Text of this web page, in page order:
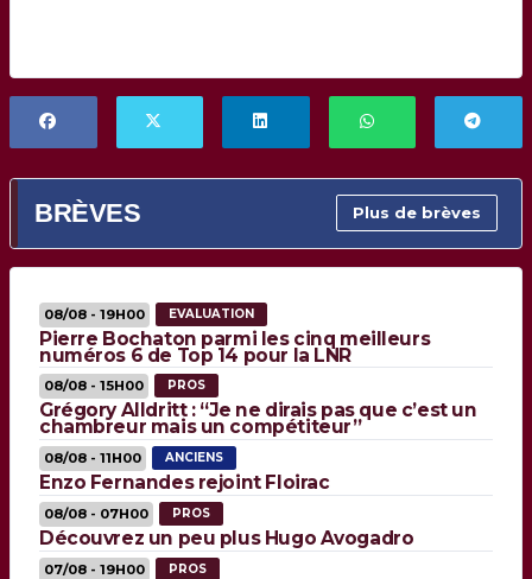
BRÈVES Plus de brèves
08/08 - 19H00 EVALUATION
Pierre Bochaton parmi les cinq meilleurs
numéros 6 de Top 14 pour la LNR
08/08 - 15H00 PROS
Grégory Alldritt : “Je ne dirais pas que c’est un
chambreur mais un compétiteur”
08/08 - 11H00 ANCIENS
Enzo Fernandes rejoint Floirac
08/08 - 07H00 PROS
Découvrez un peu plus Hugo Avogadro
07/08 - 19H00 PROS